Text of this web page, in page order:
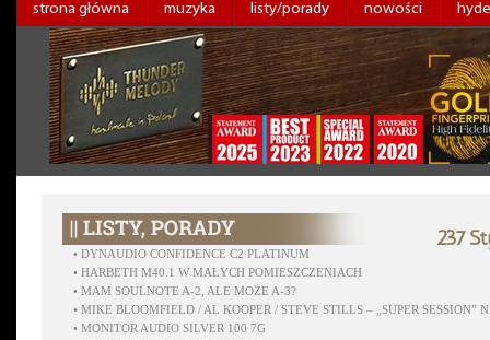
strona główna muzyka listy/porady nowości
237
• DYNAUDIO CONFIDENCE C2 PLATINUM
• HARBETH M40.1 W MAŁYCH POMIESZCZENIACH
• MAM SOULNOTE A-2, ALE MOŻE A-3?
• MIKE BLOOMFIELD / AL KOOPER / STEVE STILLS – „SUPER SESSION”
• MONITOR AUDIO SILVER 100 7G